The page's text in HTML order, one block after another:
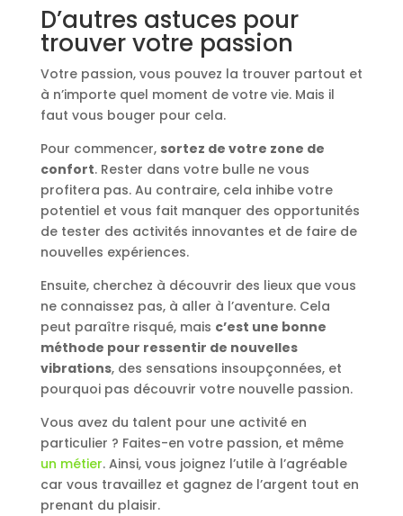
D’autres astuces pour
trouver votre passion
Votre passion, vous pouvez la trouver partout et
à n’importe quel moment de votre vie. Mais il
faut vous bouger pour cela.
Pour commencer, sortez de votre zone de
confort. Rester dans votre bulle ne vous
profitera pas. Au contraire, cela inhibe votre
potentiel et vous fait manquer des opportunités
de tester des activités innovantes et de faire de
nouvelles expériences.
Ensuite, cherchez à découvrir des lieux que vous
ne connaissez pas, à aller à l’aventure. Cela
peut paraître risqué, mais c’est une bonne
méthode pour ressentir de nouvelles
vibrations, des sensations insoupçonnées, et
pourquoi pas découvrir votre nouvelle passion.
Vous avez du talent pour une activité en
particulier ? Faites-en votre passion, et même
un métier. Ainsi, vous joignez l’utile à l’agréable
car vous travaillez et gagnez de l’argent tout en
prenant du plaisir.